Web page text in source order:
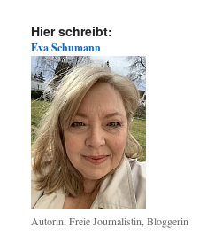
Hier schreibt:
Eva Schumann
Autorin, Freie Journalistin, Bloggerin